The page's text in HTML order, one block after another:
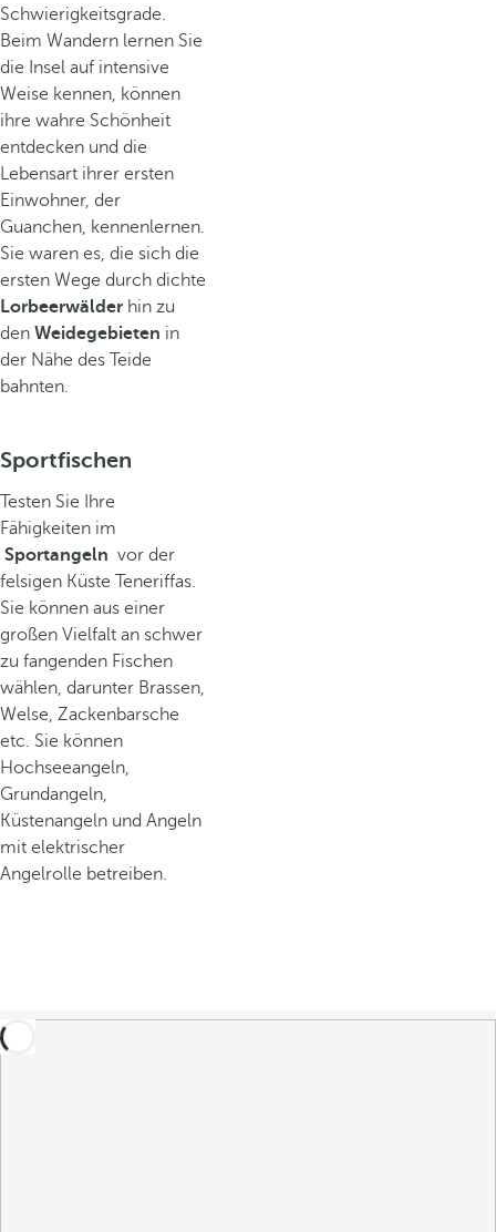
Schwierigkeitsgrade.
Beim Wandern lernen Sie
die Insel auf intensive
Weise kennen, können
ihre wahre Schönheit
entdecken und die
Lebensart ihrer ersten
Einwohner, der
Guanchen, kennenlernen.
Sie waren es, die sich die
ersten Wege durch dichte
Lorbeerwälder hin zu
den Weidegebieten in
der Nähe des Teide
bahnten.
Sportfischen
Testen Sie Ihre
Fähigkeiten im
Sportangeln vor der
felsigen Küste Teneriffas.
Sie können aus einer
großen Vielfalt an schwer
zu fangenden Fischen
wählen, darunter Brassen,
Welse, Zackenbarsche
etc. Sie können
Hochseeangeln,
Grundangeln,
Küstenangeln und Angeln
mit elektrischer
Angelrolle betreiben.